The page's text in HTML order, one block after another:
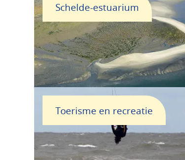
Schelde-estuarium
Toerisme en recreatie